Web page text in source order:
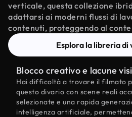
verticale, questa collezione
adattarsi ai moderni flussi di
contenuti, proteggendo al
Esplora la libreria di
Blocco creativo e lacune
Hai difficoltà a trovare il filmato
questo divario con scene reali
selezionate e una rapida
intelligenza artificiale,